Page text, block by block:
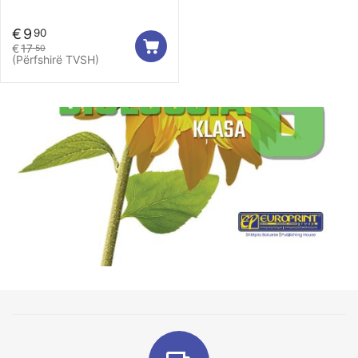
€17 50
€9 90
(Përfshirë TVSH)